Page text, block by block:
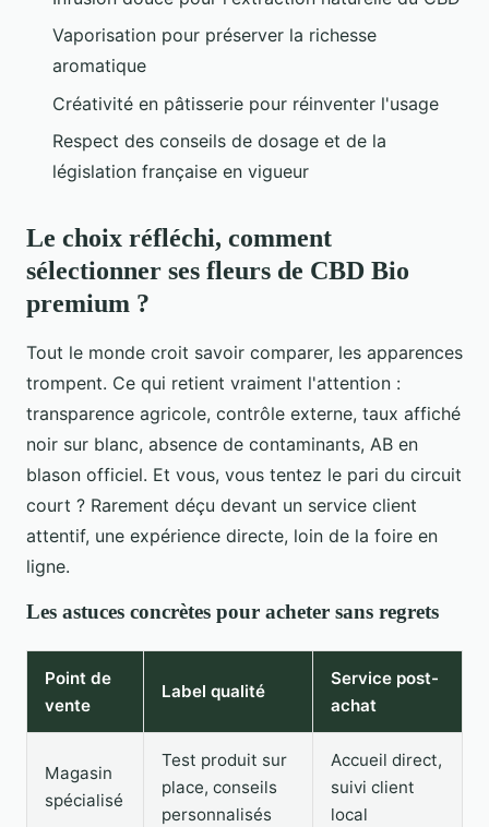
Vaporisation pour préserver la richesse
aromatique
Créativité en pâtisserie pour réinventer l'usage
Respect des conseils de dosage et de la
législation française en vigueur
Le choix réfléchi, comment
sélectionner ses fleurs de CBD Bio
premium ?
Tout le monde croit savoir comparer, les apparences
trompent. Ce qui retient vraiment l'attention :
transparence agricole, contrôle externe, taux affiché
noir sur blanc, absence de contaminants, AB en
blason officiel. Et vous, vous tentez le pari du circuit
court ? Rarement déçu devant un service client
attentif, une expérience directe, loin de la foire en
ligne.
Les astuces concrètes pour acheter sans regrets
Point de
vente
Label qualité
Service post-
achat
Magasin
spécialisé
Test produit sur
place, conseils
personnalisés
Accueil direct,
suivi client
local